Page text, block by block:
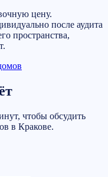
цену.
после аудита
пространства,
чтобы обсудить
в Кракове.